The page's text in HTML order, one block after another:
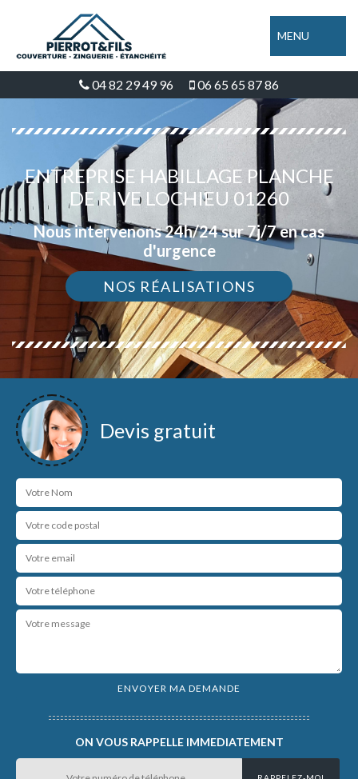
MENU
04 82 29 49 96 06 65 65 87 86
ENTREPRISE HABILLAGE PLANCHE
DE RIVE LOCHIEU 01260
Nous intervenons 24h/24 sur 7j/7 en cas
d'urgence
NOS RÉALISATIONS
Devis gratuit
ON VOUS RAPPELLE IMMEDIATEMENT